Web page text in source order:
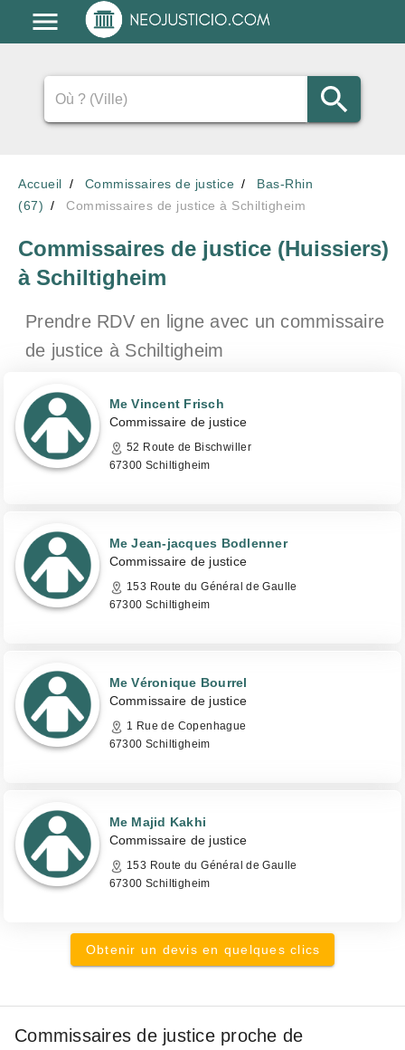
Accueil Commissaires de justice
Bas-Rhin
(67)
Commissaires de justice à Schiltigheim
Commissaires de justice (Huissiers)
à Schiltigheim
Prendre RDV en ligne avec un commissaire
de justice à Schiltigheim
Me Vincent Frisch
Commissaire de justice
52 Route de Bischwiller
67300 Schiltigheim
Me Jean-jacques Bodlenner
Commissaire de justice
153 Route du Général de Gaulle
67300 Schiltigheim
Me Véronique Bourrel
Commissaire de justice
1 Rue de Copenhague
67300 Schiltigheim
Me Majid Kakhi
Commissaire de justice
153 Route du Général de Gaulle
67300 Schiltigheim
Obtenir un devis en quelques clics
Commissaires de justice proche de